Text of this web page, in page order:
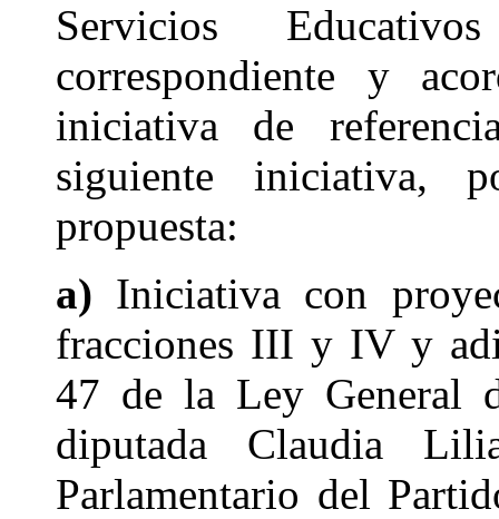
Servicios
correspondiente y
iniciativa de
siguiente iniciativa,
propuesta:
a) Iniciativa con
fracciones III y IV y
47 de la Ley General
diputada Claudia
Parlamentario del